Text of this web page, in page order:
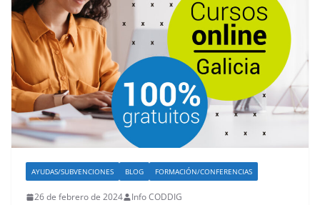
AYUDAS/SUBVENCIONES BLOG FORMACIÓN/CONFERENCIAS
26 de febrero de 2024 Info CODDIG